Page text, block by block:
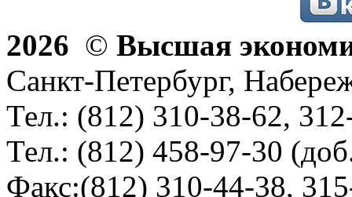
2026 © Высшая
Санкт-Петербург,
Тел.: (812) 310-38-62,
Тел.: (812) 458-97-30
Факс:(812) 310-44-38,